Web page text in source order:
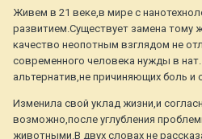
Живем в 21 веке,в мире с
развитием.Существует замена тому
качество неопотным взглядом не
современного человека нужды в
альтернатив,не причиняющих боль
Изменила свой уклад жизни,и
возможно,после углубления
животными.В двух словах не